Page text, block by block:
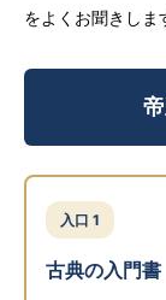
をよくお聞きしま
入口 1
古典の入門書